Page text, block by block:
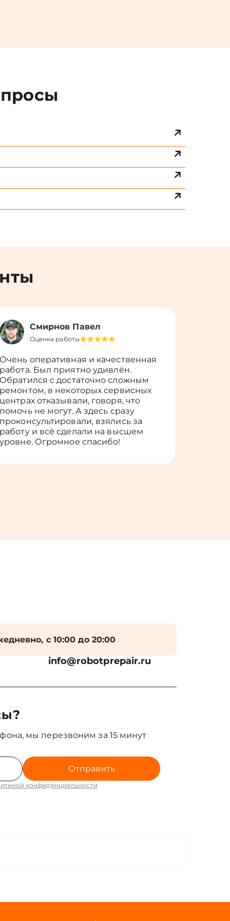
Смирнов Павел
Оценка работы
Очень оперативная и качественная
работа. Был приятно удивлён.
Обратился с достаточно сложным
ремонтом, в некоторых сервисных
центрах отказывали, говоря, что
помочь не могут. А здесь сразу
проконсультировали, взялись за
работу и всё сделали на высшем
уровне. Огромное спасибо!
с 10:00 до 20:00
info@robotprepair.ru
мы перезвоним за 15 минут
Отправить
конфиденциальности